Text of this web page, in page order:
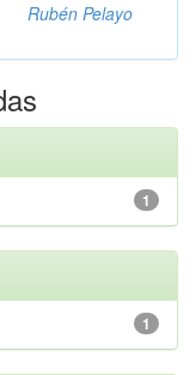
Rubén Pelayo
1
1